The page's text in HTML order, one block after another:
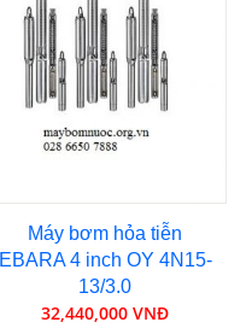
Máy bơm hỏa tiễn
EBARA 4 inch OY 4N15-
13/3.0
32,440,000 VNĐ